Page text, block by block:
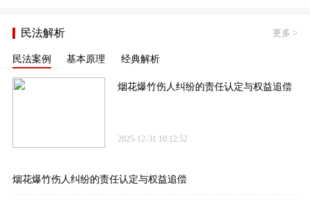
民法解析 更多 >
民法案例 基本原理 经典解析
烟花爆竹伤人纠纷的责任认定与权益追偿
2025-12-31 10:12:52
烟花爆竹伤人纠纷的责任认定与权益追偿